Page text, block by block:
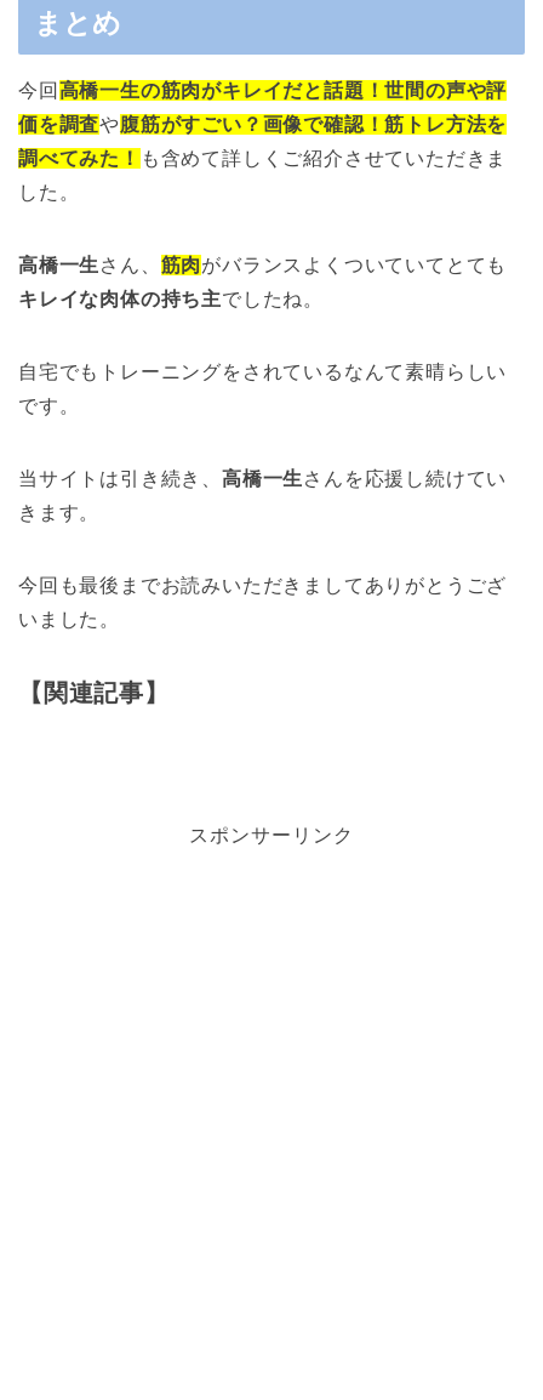
まとめ
今回 高橋一生の筋肉がキレイだと話題！世間の声や評
価を調査や腹筋がすごい？画像で確認！筋トレ方法を
調べてみた！ も含めて詳しくご紹介させていただきま
した。
高橋一生 さん、 筋肉がバランスよくついていてとても
キレイな肉体の持ち主でしたね。
自宅でもトレーニングをされているなんて素晴らしい
です。
当サイトは引き続き、 高橋一生 さんを応援し続けてい
きます。
今回も最後までお読みいただきましてありがとうござ
いました。
【関連記事】
スポンサーリンク